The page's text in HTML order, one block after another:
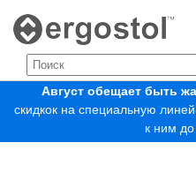
Август обещает быть
скидкок на специальную
к ним до